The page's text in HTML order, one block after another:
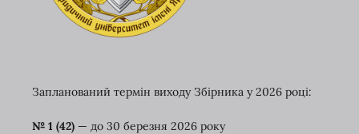
Запланований термін виходу Збірника у 2026 році:
№ 1 (42)— до 30 березня 2026 року